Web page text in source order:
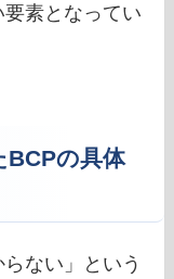
素となってい
BCPの具体
ない」という